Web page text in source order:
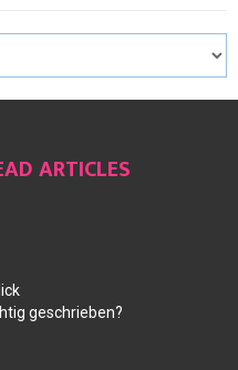
ARTICLES
geschrieben?